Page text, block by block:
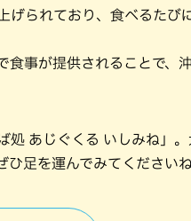
げられており、食べるたび
食事が提供されることで、
処 あじぐくる いしみね」
足を運んでみてくださいね